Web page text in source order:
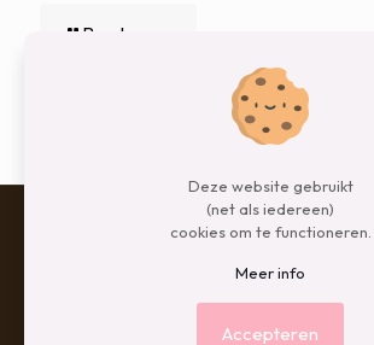
Read more
Muffin group
Powered byWordPress
Deze website gebruikt
(net als iedereen)
cookies om te functioneren.
Meer info
Accepteren